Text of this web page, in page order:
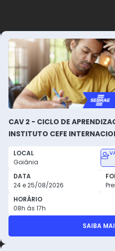
CAV 2 - CICLO DE
INSTITUTO CEFE
LOCAL
Goiânia
DATA
24 e 25/08/2026
HORÁRIO
08h ás 17h
SAIBA